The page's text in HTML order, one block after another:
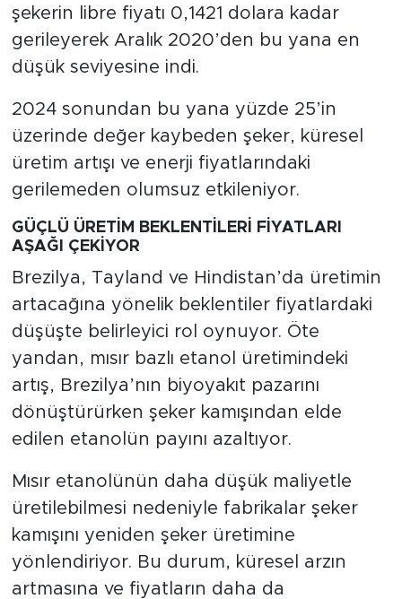
şekerin libre fiyatı 0,1421 dolara kadar
gerileyerek Aralık 2020’den bu yana en
düşük seviyesine indi.
2024 sonundan bu yana yüzde 25’in
üzerinde değer kaybeden şeker, küresel
üretim artışı ve enerji fiyatlarındaki
gerilemeden olumsuz etkileniyor.
GÜÇLÜ ÜRETİ M BEKLENTİLERİ FİYATLARI
AŞAĞI ÇEKİYOR
Brezilya, Tayland ve Hindistan’da üretimin
artacağına yönelik beklentiler fiyatlardaki
düşüşte belirleyici rol oynuyor. Öte
yandan, mısır bazlı etanol üretimindeki
artış, Brezilya’nın biyoyakıt pazarını
dönüştürürken şeker kamışından elde
edilen etanolün payını azaltıyor.
Mısır etanolünün daha düşük maliyetle
üretilebilmesi nedeniyle fabrikalar şeker
kamışını yeniden şeker üretimine
yönlendiriyor. Bu durum, küresel arzın
artmasına ve fiyatların daha da